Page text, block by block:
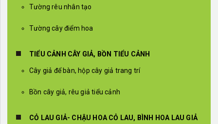
Tường rêu nhân tạo
Tường cây điểm hoa
TIỂU CẢNH CÂY GIẢ, BỒN TIỂU CẢNH
Cây giả để bàn, hộp cây giả trang trí
Bồn cây giả, rêu giả tiểu cảnh
CỎ LAU GIẢ- CHẬU HOA CỎ LAU, BÌNH HOA LAU GIẢ